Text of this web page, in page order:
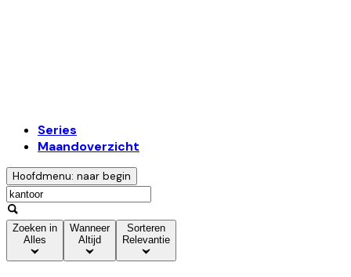
Series
Maandoverzicht
Hoofdmenu: naar begin
Zoeken in
Alles
Wanneer
Altijd
Sorteren
Relevantie